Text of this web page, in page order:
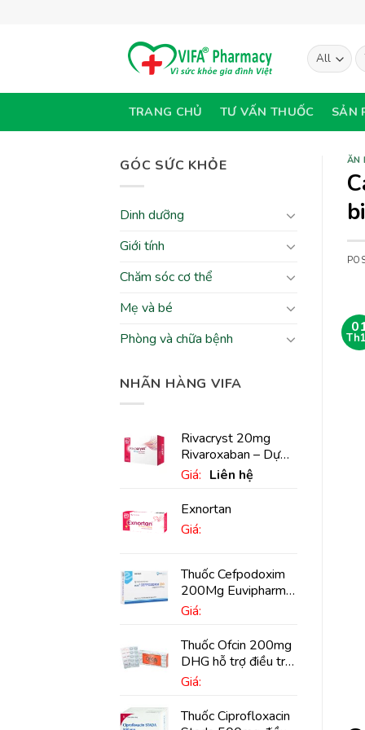
TRANG CHỦ TƯ VẤN THUỐC SẢN
GÓC SỨC KHỎE
Dinh dưỡng
Giới tính
Chăm sóc cơ thể
Mẹ và bé
Phòng và chữa bệnh
NHÃN HÀNG VIFA
Rivacryst 20mg
Rivaroxaban – Dự
phòng đột quỵ,
huyết khối tĩnh mạch
Giá: Liên hệ
Exnortan
Giá:
Thuốc Cefpodoxim
200Mg Euvipharm
điều trị nhiễm khuẩn
Giá:
Thuốc Ofcin 200mg
DHG hỗ trợ điều trị
viêm phế quản nặng
Giá:
Thuốc Ciprofloxacin
ĂN